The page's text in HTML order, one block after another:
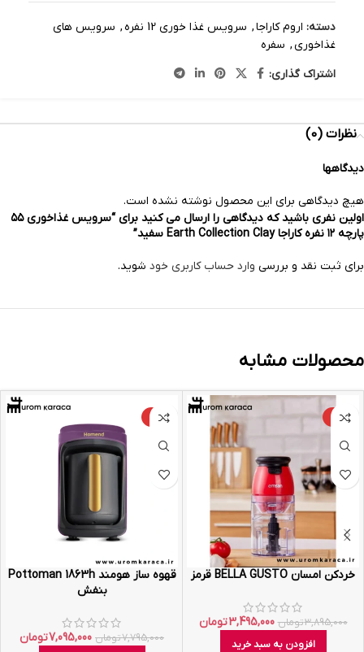
دسته: اروم کاراجا, سرویس غذا خوری 12 نفره , سرویس های
غذاخوری, سفره
اشتراک گذاری:
نظرات (0)
دیدگاهها
هیچ دیدگاهی برای این محصول نوشته نشده است.
اولین نفری باشید که دیدگاهی را ارسال می کنید برای “سرویس غذاخوری ۵۵
پارچه ۱۲ نفره کاراجا Earth Collection Clay سفید”
برای ثبت نقد و بررسی وارد حساب کاربری خود شوید.
محصولات مشابه
-10%
خردکن امسان BELLA GUSTO قرمز
3,895,000تومان 3,495,000تومان
افزودن به سبد خرید
-9%
قهوه ساز هومند Pottoman 1863h
بنفش
7,795,000تومان 7,095,000تومان